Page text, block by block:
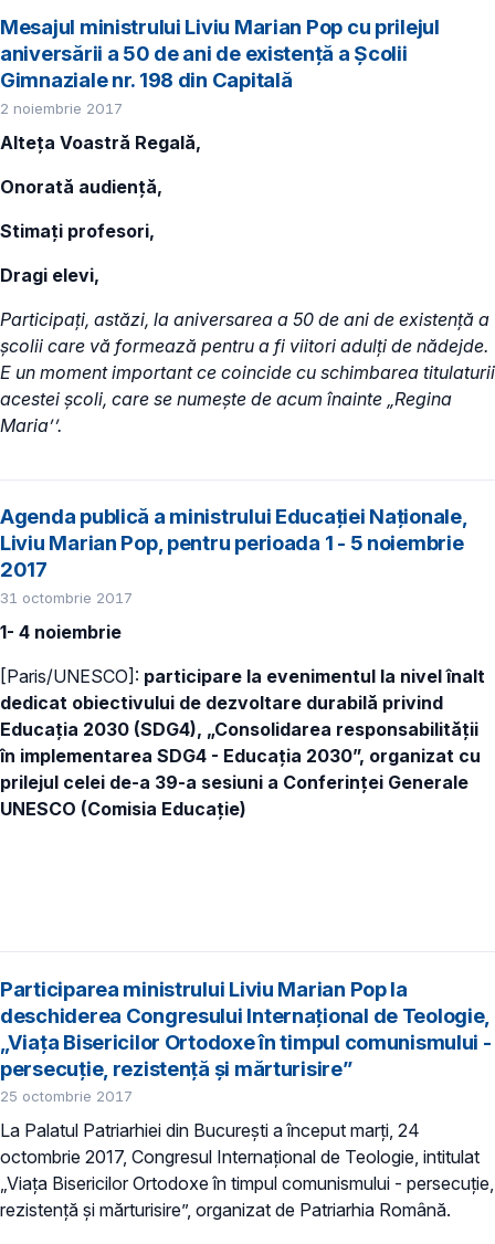
Mesajul ministrului Liviu Marian Pop cu prilejul
aniversării a 50 de ani de existență a Școlii
Gimnaziale nr. 198 din Capitală
2 noiembrie 2017
Alteța Voastră Regală,
Onorată audiență,
Stimați profesori,
Dragi elevi,
Participați, astăzi, la aniversarea a 50 de ani de existență a
școlii care vă formează pentru a fi viitori adulți de nădejde.
E un moment important ce coincide cu schimbarea titulaturii
acestei școli, care se numește de acum înainte „Regina
Maria’’.
Agenda publică a ministrului Educației Naționale,
Liviu Marian Pop, pentru perioada 1 - 5 noiembrie
2017
31 octombrie 2017
1- 4 noiembrie
[Paris/UNESCO]: participare la evenimentul la nivel înalt
dedicat obiectivului de dezvoltare durabilă privind
Educația 2030 (SDG4), „Consolidarea responsabilității
în implementarea SDG4 - Educația 2030”, organizat cu
prilejul celei de-a 39-a sesiuni a Conferinței Generale
UNESCO (Comisia Educație)
Participarea ministrului Liviu Marian Pop la
deschiderea Congresului Internațional de Teologie,
„Viaţa Bisericilor Ortodoxe în timpul comunismului -
persecuţie, rezistenţă şi mărturisire”
25 octombrie 2017
La Palatul Patriarhiei din București a început marți, 24
octombrie 2017, Congresul Internațional de Teologie, intitulat
„Viaţa Bisericilor Ortodoxe în timpul comunismului - persecuţie,
rezistenţă şi mărturisire”, organizat de Patriarhia Română.